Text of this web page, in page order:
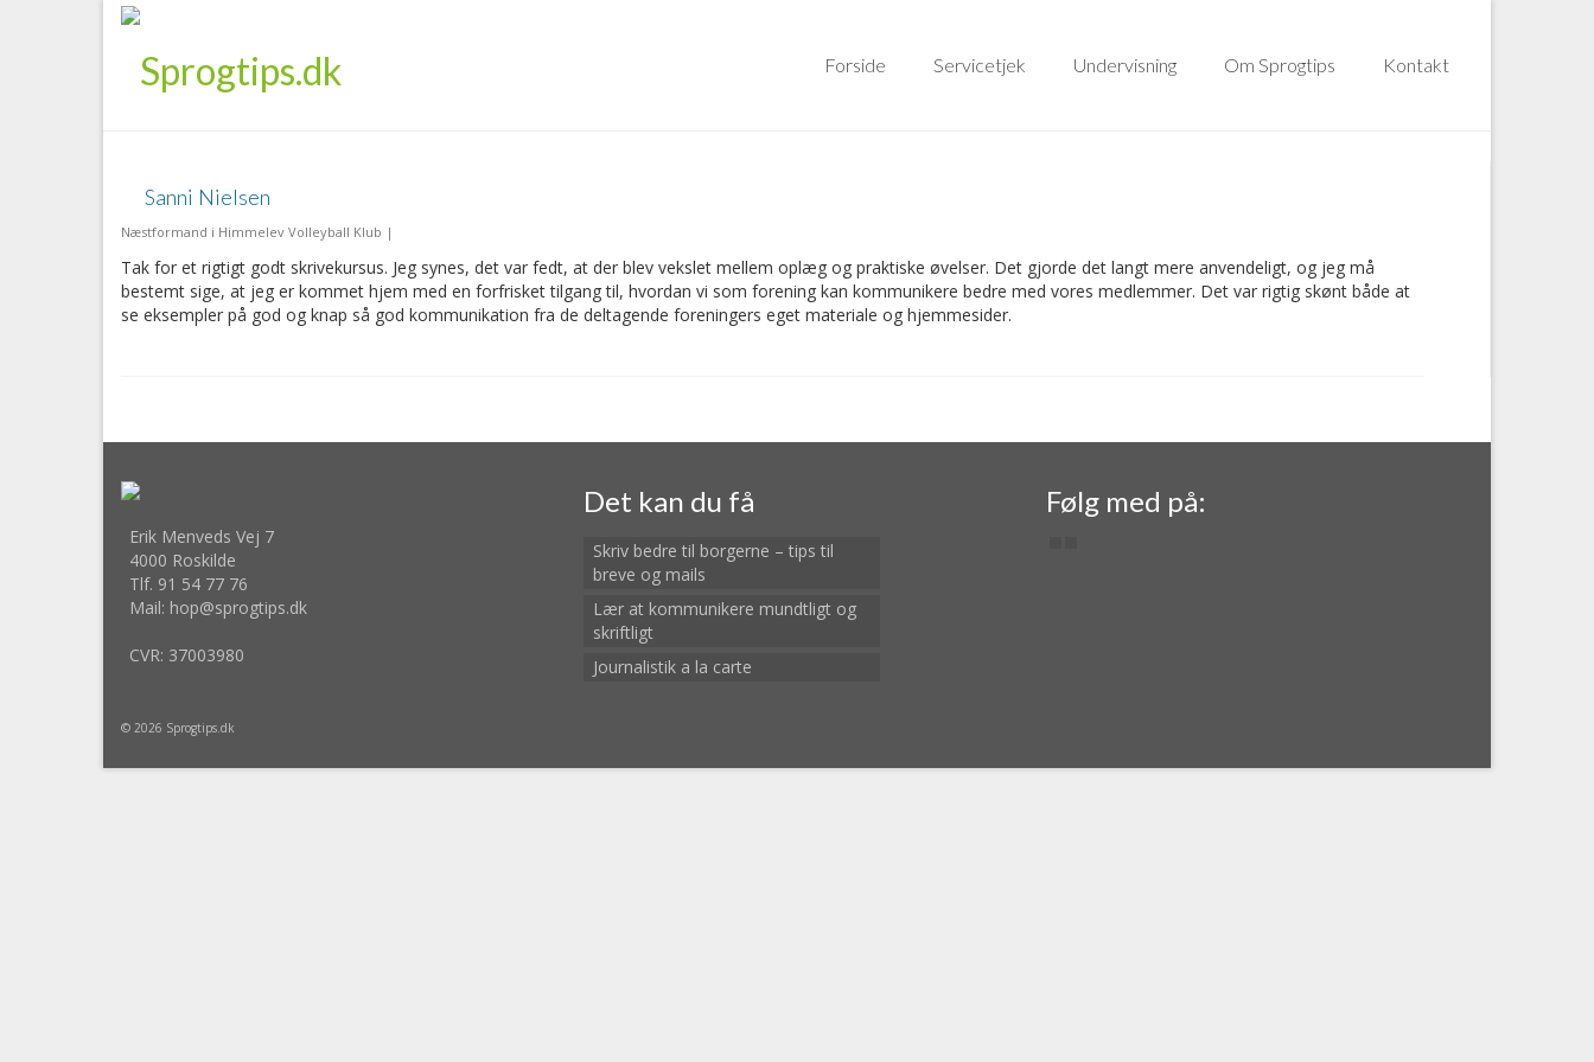
Forside Servicetjek Undervisning Om Sprogtips Kontakt
Sanni Nielsen
Næstformand i Himmelev Volleyball Klub |
Tak for et rigtigt godt skrivekursus. Jeg synes, det var fedt, at der blev vekslet mellem oplæg og praktiske øvelser. Det gjorde det langt mere anvendeligt, og jeg må
bestemt sige, at jeg er kommet hjem med en forfrisket tilgang til, hvordan vi som forening kan kommunikere bedre med vores medlemmer. Det var rigtig skønt både at
se eksempler på god og knap så god kommunikation fra de deltagende foreningers eget materiale og hjemmesider.
Erik Menveds Vej 7
4000 Roskilde
Tlf. 91 54 77 76
Mail: hop@sprogtips.dk
CVR: 37003980
Det kan du få
Skriv bedre til borgerne – tips til
breve og mails
Lær at kommunikere mundtligt og
skriftligt
Journalistik a la carte
Følg med på:
© 2026 Sprogtips.dk